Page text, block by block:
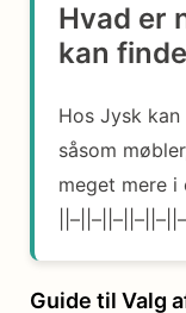
Hvad er
kan
Hos Jysk
såsom
meget mere
Guide til Valg